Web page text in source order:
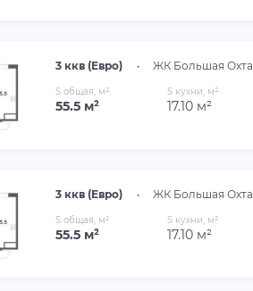
3 ккв (Евро) • ЖК Большая Охта
S общая, м²
55.5 м²
S кухни, м²
17.10 м²
3 ккв (Евро) • ЖК Большая Охта
S общая, м²
55.5 м²
S кухни, м²
17.10 м²